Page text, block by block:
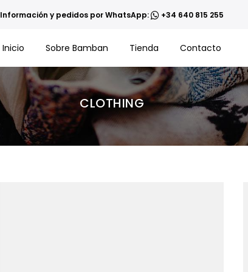
Información y pedidos por WhatsApp: +34 640 815 255
Inicio Sobre Bamban Tienda Contacto
CLOTHING